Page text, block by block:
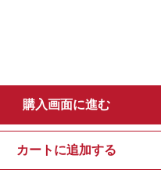
購入画面に進む
カートに追加する